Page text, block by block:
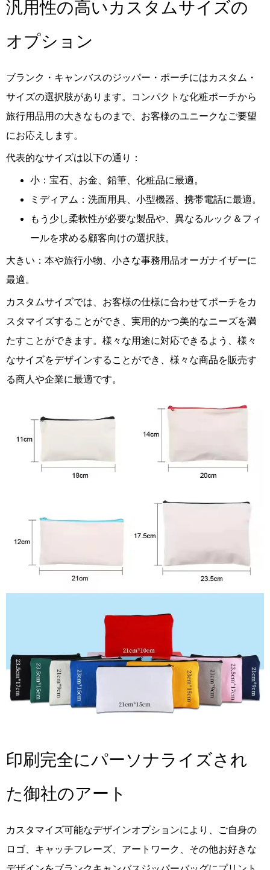
汎用性の高いカスタムサイズの
オプション
ブランク・キャンバスのジッパー・ポーチにはカスタム・
サイズの選択肢があります。コンパクトな化粧ポーチから
旅行用品用の大きなものまで、お客様のユニークなご要望
にお応えします。
代表的なサイズは以下の通り：
小：宝石、お金、鉛筆、化粧品に最適。
ミディアム：洗面用具、小型機器、携帯電話に最適。
もう少し柔軟性が必要な製品や、異なるルック＆フィ
ールを求める顧客向けの選択肢。
大きい：本や旅行小物、小さな事務用品オーガナイザーに
最適。
カスタムサイズでは、お客様の仕様に合わせてポーチをカ
スタマイズすることができ、実用的かつ美的なニーズを満
たすことができます。様々な用途に対応できるよう、様々
なサイズをデザインすることができ、様々な商品を販売す
る商人や企業に最適です。
印刷完全にパーソナライズされ
た御社のアート
カスタマイズ可能なデザインオプションにより、ご自身の
ロゴ、キャッチフレーズ、アートワーク、その他お好きな